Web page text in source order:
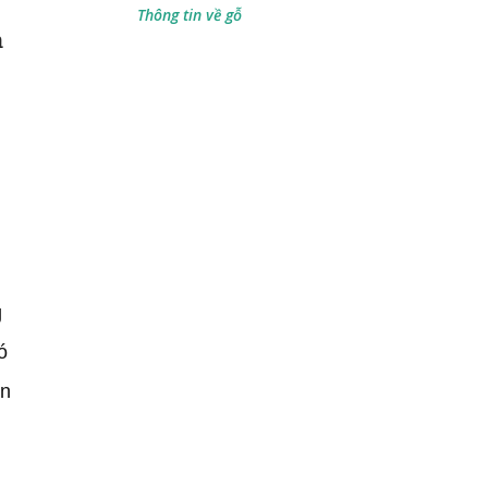
Thông tin về gỗ